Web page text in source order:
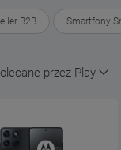
B2B Smartfony
przez Play